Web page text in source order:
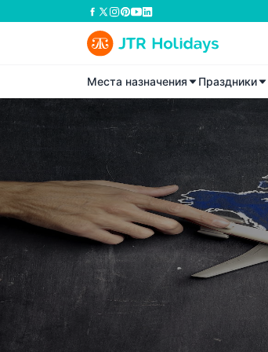
Места назначения Праздники